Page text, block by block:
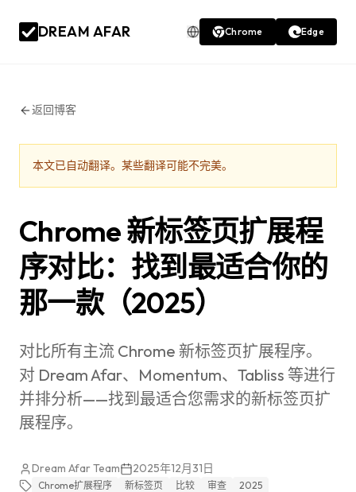
DREAM AFAR Chrome Edge
返回博客
本文已自动翻译。某些翻译可能不完美。
Chrome 新标签页扩展程
序对比：找到最适合你的
那一款（2025）
对比所有主流 Chrome 新标签页扩展程序。
对 Dream Afar、Momentum、Tabliss 等进行
并排分析——找到最适合您需求的新标签页扩
展程序。
Dream Afar Team 2025年12月31日
Chrome扩展程序 新标签页 比较 审查 2025